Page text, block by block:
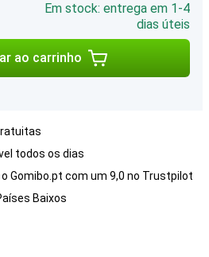
Em stock: entrega em 1-4
dias úteis
ao carrinho
todos os dias
Gomibo.pt com um 9,0 no Trustpilot
Baixos